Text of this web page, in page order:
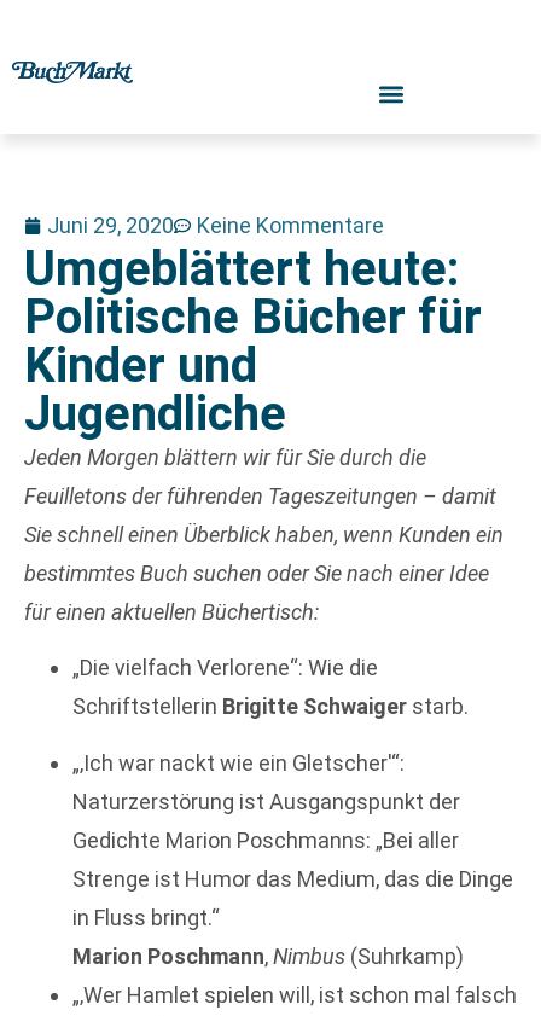
Juni 29, 2020 Keine Kommentare
Umgeblättert heute:
Politische Bücher für
Kinder und
Jugendliche
Jeden Morgen blättern wir für Sie durch die
Feuilletons der führenden Tageszeitungen – damit
Sie schnell einen Überblick haben, wenn Kunden ein
bestimmtes Buch suchen oder Sie nach einer Idee
für einen aktuellen Büchertisch:
„Die vielfach Verlorene“: Wie die
Schriftstellerin Brigitte Schwaiger starb.
„‚Ich war nackt wie ein Gletscher'“:
Naturzerstörung ist Ausgangspunkt der
Gedichte Marion Poschmanns: „Bei aller
Strenge ist Humor das Medium, das die Dinge
in Fluss bringt.“
Marion Poschmann,Nimbus (Suhrkamp)
„‚Wer Hamlet spielen will, ist schon mal falsch